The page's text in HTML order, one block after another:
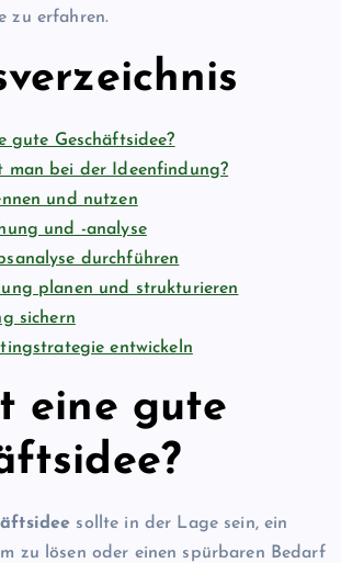
zu erfahren.
gute Geschäftsidee?
man bei der Ideenfindung?
und nutzen
und -analyse
durchführen
planen und strukturieren
sichern
entwickeln
eine gute
sollte in der Lage sein, ein
zu lösen oder einen spürbaren Bedarf